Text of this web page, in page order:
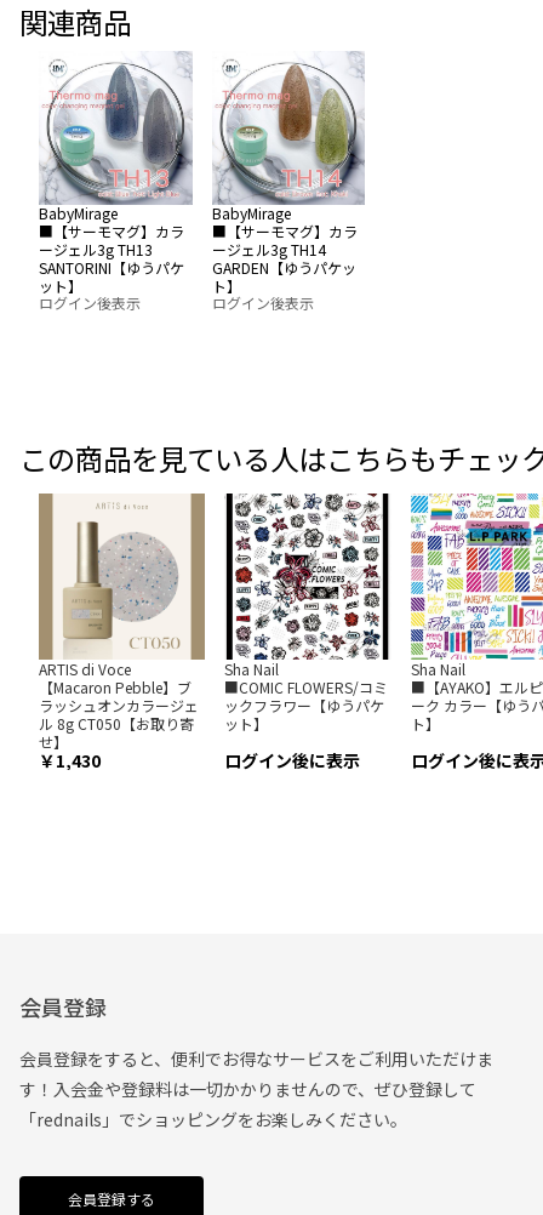
関連商品
BabyMirage
■【サーモマグ】カラ
ージェル3g TH13
SANTORINI【ゆうパケ
ット】
ログイン後表示
BabyMirage
■【サーモマグ】カラ
ージェル3g TH14
GARDEN【ゆうパケッ
ト】
ログイン後表示
この商品を見ている人はこちらもチェッ
ARTIS di Voce
【Macaron Pebble】ブ
ラッシュオンカラージェ
ル 8g CT050【お取り寄
せ】
1,430
Sha Nail
■COMIC FLOWERS/コミ
ックフラワー【ゆうパケ
ット】
ログイン後に表示
Sha Nail
■【AYAKO】エル
ーク カラー【ゆう
ト】
ログイン後に表
会員登録
会員登録をすると、便利でお得なサービスをご利用いただけま
す！入会金や登録料は一切かかりませんので、ぜひ登録して
「rednails」でショッピングをお楽しみください。
会員登録する